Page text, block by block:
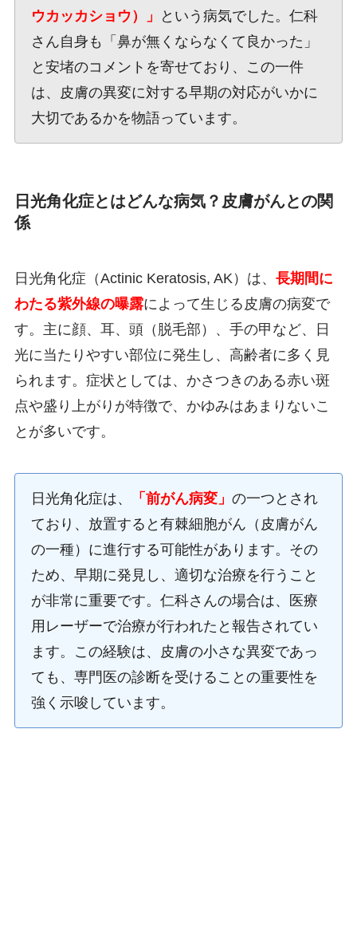
ウカッカショウ）」
という病気でした。仁科
さん自身も「鼻が無くならなくて良かった」
と安堵のコメントを寄せており、この一件
は、皮膚の異変に対する早期の対応がいかに
大切であるかを物語っています。
日光角化症とはどんな病気？皮膚がんとの関
係
日光角化症（Actinic Keratosis, AK）は、 長期間に
わたる紫外線の曝露によって生じる皮膚の病変で
す。主に顔、耳、頭（脱毛部）、手の甲など、日
光に当たりやすい部位に発生し、高齢者に多く見
られます。症状としては、かさつきのある赤い斑
点や盛り上がりが特徴で、かゆみはあまりないこ
とが多いです。
日光角化症は、 「前がん病変」 の一つとされ
ており、放置すると有棘細胞がん（皮膚がん
の一種）に進行する可能性があります。その
ため、早期に発見し、適切な治療を行うこと
が非常に重要です。仁科さんの場合は、医療
用レーザーで治療が行われたと報告されてい
ます。この経験は、皮膚の小さな異変であっ
ても、専門医の診断を受けることの重要性を
強く示唆しています。